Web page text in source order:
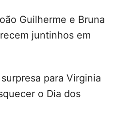
Guilherme e Bruna
juntinhos em
para Virginia
o Dia dos